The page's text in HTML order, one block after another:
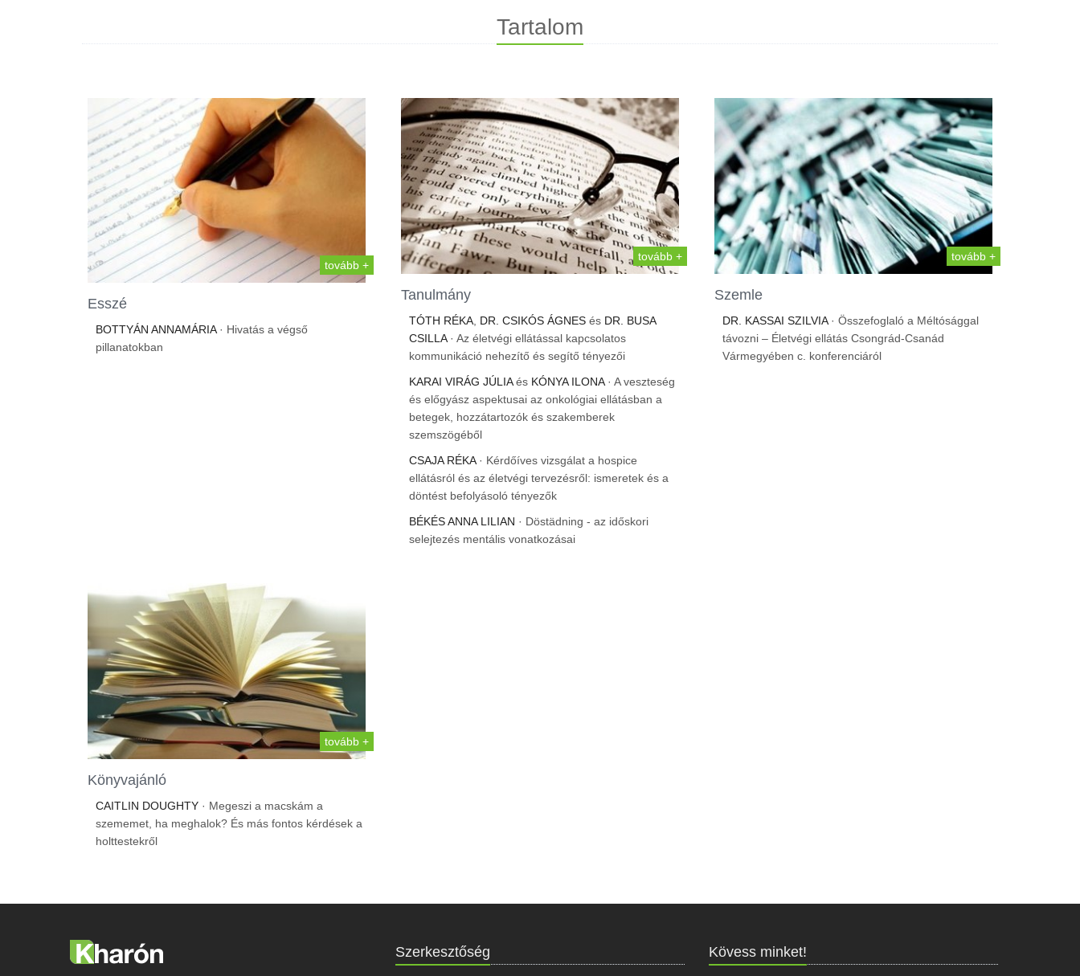
Tartalom
tovább +
Esszé
BOTTYÁN ANNAMÁRIA· Hivatás a végső
pillanatokban
tovább +
Tanulmány
TÓTH RÉKA DR. CSIKÓS ÁGNES és DR. BUSA
CSILLA· Az életvégi ellátással kapcsolatos
kommunikáció nehezítő és segítő tényezői
KARAI VIRÁG JÚLIAés KÓNYA ILONA· A veszteség
és előgyász aspektusai az onkológiai ellátásban a
betegek, hozzátartozók és szakemberek
szemszögéből
CSAJA RÉKA· Kérdőíves vizsgálat a hospice
ellátásról és az életvégi tervezésről: ismeretek és a
döntést befolyásoló tényezők
BÉKÉS ANNA LILIAN · Döstädning - az időskori
selejtezés mentális vonatkozásai
tovább +
Szemle
DR. KASSAI SZILVIA· Összefoglaló a Méltósággal
távozni – Életvégi ellátás Csongrád-Csanád
Vármegyében c. konferenciáról
tovább +
Könyvajánló
CAITLIN DOUGHTY · Megeszi a macskám a
szememet, ha meghalok? És más fontos kérdések a
holttestekről
Szerkesztőség Kövess minket!